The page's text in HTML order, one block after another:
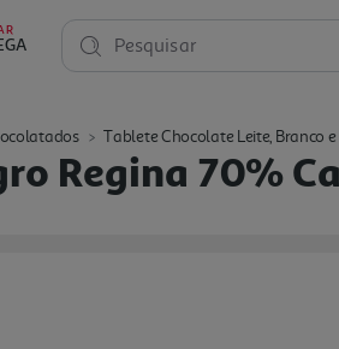
Pesquisar
Tablete Chocolate Leite, Branco
Regina 70%